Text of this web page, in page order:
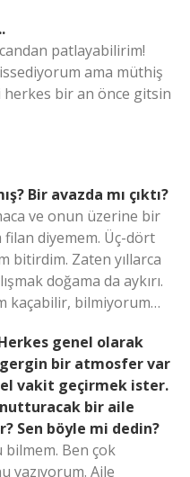
patlayabilirim!
ama müthiş
herkes bir an önce gitsin
Bir avazda mı çıktı?
ve onun üzerine bir
filan diyemem. Üç-dört
bitirdim. Zaten yıllarca
doğama da aykırı.
kaçabilir, bilmiyorum…
genel olarak
bir atmosfer var
vakit geçirmek ister.
bir aile
Sen böyle mi dedin?
bilmem. Ben çok
yazıyorum. Aile